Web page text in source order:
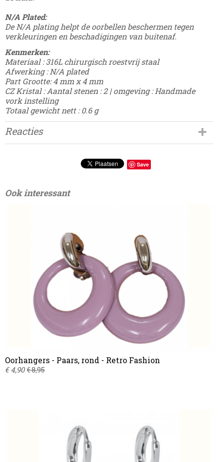
N/A Plated:
De N/A plating helpt de oorbellen beschermen tegen
verkleuringen en beschadigingen van buitenaf.
Kenmerken:
Materiaal :316L chirurgisch roestvrij staal
Afwerking :N/A plated
Part Grootte:4 mm x 4 mm
CZ Kristal :Aantal stenen : 2 | omgeving : Handmade
vork instelling
Totaal gewicht nett :0.6 g
Reacties
Save
Ook interessant
Oorhangers - Paars, rond - Retro Fashion
€ 4,90 € 8,95